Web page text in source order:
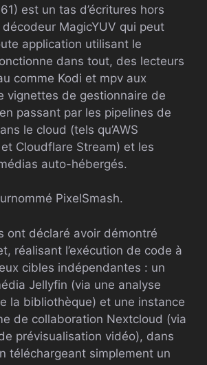
est un tas d’écritures hors
MagicYUV qui peut
application utilisant le
dans tout, des lecteurs
comme Kodi et mpv aux
vignettes de gestionnaire de
passant par les pipelines de
le cloud (tels qu’AWS
Cloudflare Stream) et les
auto-hébergés.
PixelSmash.
ont déclaré avoir démontré
réalisant l’exécution de code à
cibles indépendantes : un
Jellyfin (via une analyse
la bibliothèque) et une instance
de collaboration Nextcloud (via
prévisualisation vidéo), dans
téléchargeant simplement un